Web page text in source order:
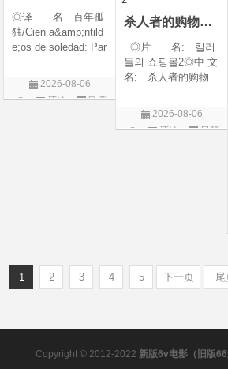
◎译 名 百年孤
独/Cien a&amp;ntild
e;os de soledad: Par
ears of Solitude/One
Hundred Years of So
2026-08-06
评论
欧美
杀人者的购物中心2
◎片 名: 킬러
들의 쇼핑몰2◎中 文
名: 杀人者的购物
A Shop for Killers S
2 / A Shop for Killers
2026-08-06
评论
日韩
1 2 3 4 5 下一页 尾
Copyright © 2012-2022 新版6v电影（旧版